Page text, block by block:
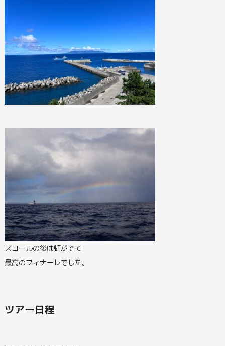
スコールの後は虹がでて
最高のフィナーレでした。
ツアー日程